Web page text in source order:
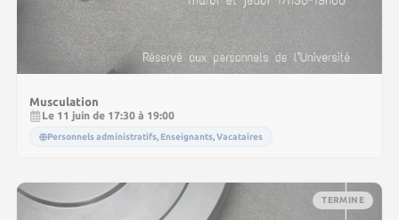
Musculation
Le 11 juin de 17:30 à 19:00
Personnels administratifs, Enseignants, Vacataires
TERMINE